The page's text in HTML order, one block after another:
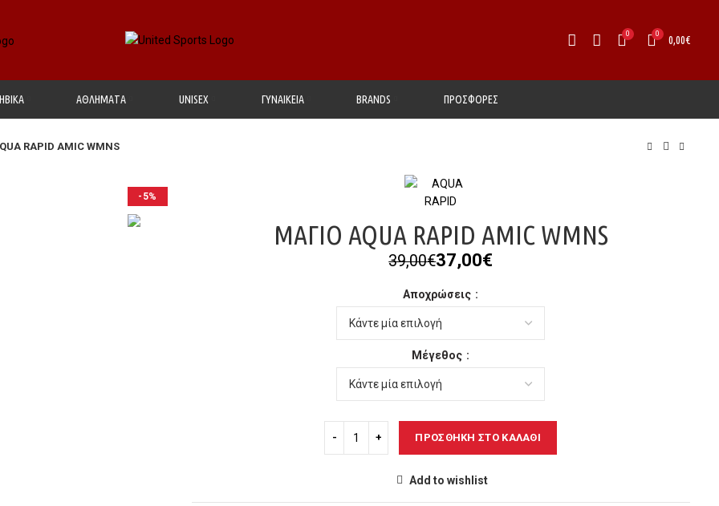
0 0 0,00€
ΑΘΛΗΜΑΤΑ UΝΙSΕΧ ΓΥΝΑΙΚΕΙΑ BRANDS ΠΡΟΣΦΟΡΕΣ
RAPID AMIC WMNS
-5%
ΜΑΓΙΟ AQUA RAPID AMIC WMNS
39,00€Original
was:
39,00€.
37,00€
τιμή
είναι:
37,00€.
Αποχρώσεις
Μέγεθος
ΠΡΟΣΘΉΚΗ ΣΤΟ ΚΑΛΆΘΙ
Add to wishlist